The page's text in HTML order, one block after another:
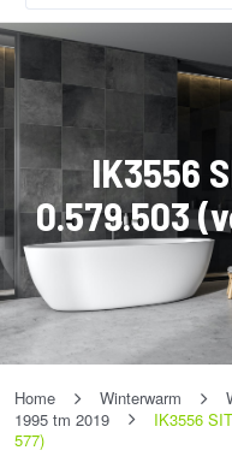
IK3556
0.579.503
Home Winterwarm
1995 tm 2019
IK3556
577)